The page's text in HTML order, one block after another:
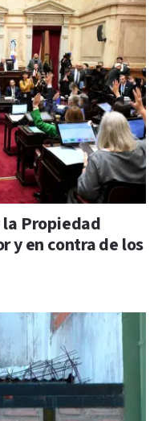
Propiedad
y en contra de los